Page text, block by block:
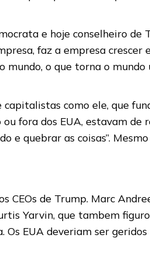
e hoje conselheiro de
faz a empresa crescer
mundo, o que torna o mundo
como ele, que
fora dos EUA, estavam de
quebrar as coisas”. Mesmo
de Trump. Marc
Yarvin, que tambem
EUA deveriam ser